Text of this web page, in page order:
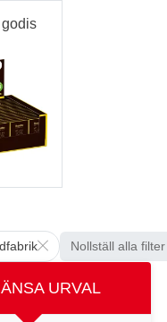
Nollställ alla filter
URVAL